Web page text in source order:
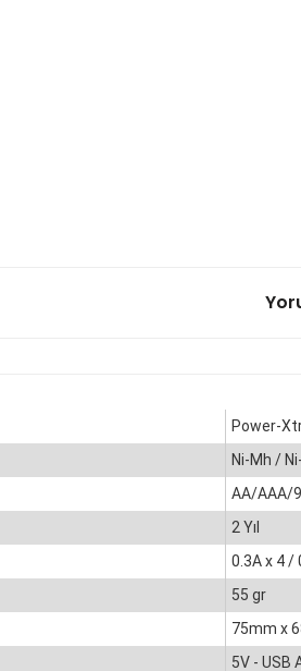
Power-
Ni-Mh /
AA/AAA/
2 Yıl
0.3A x 4 /
55 gr
75mm x
5V - USB